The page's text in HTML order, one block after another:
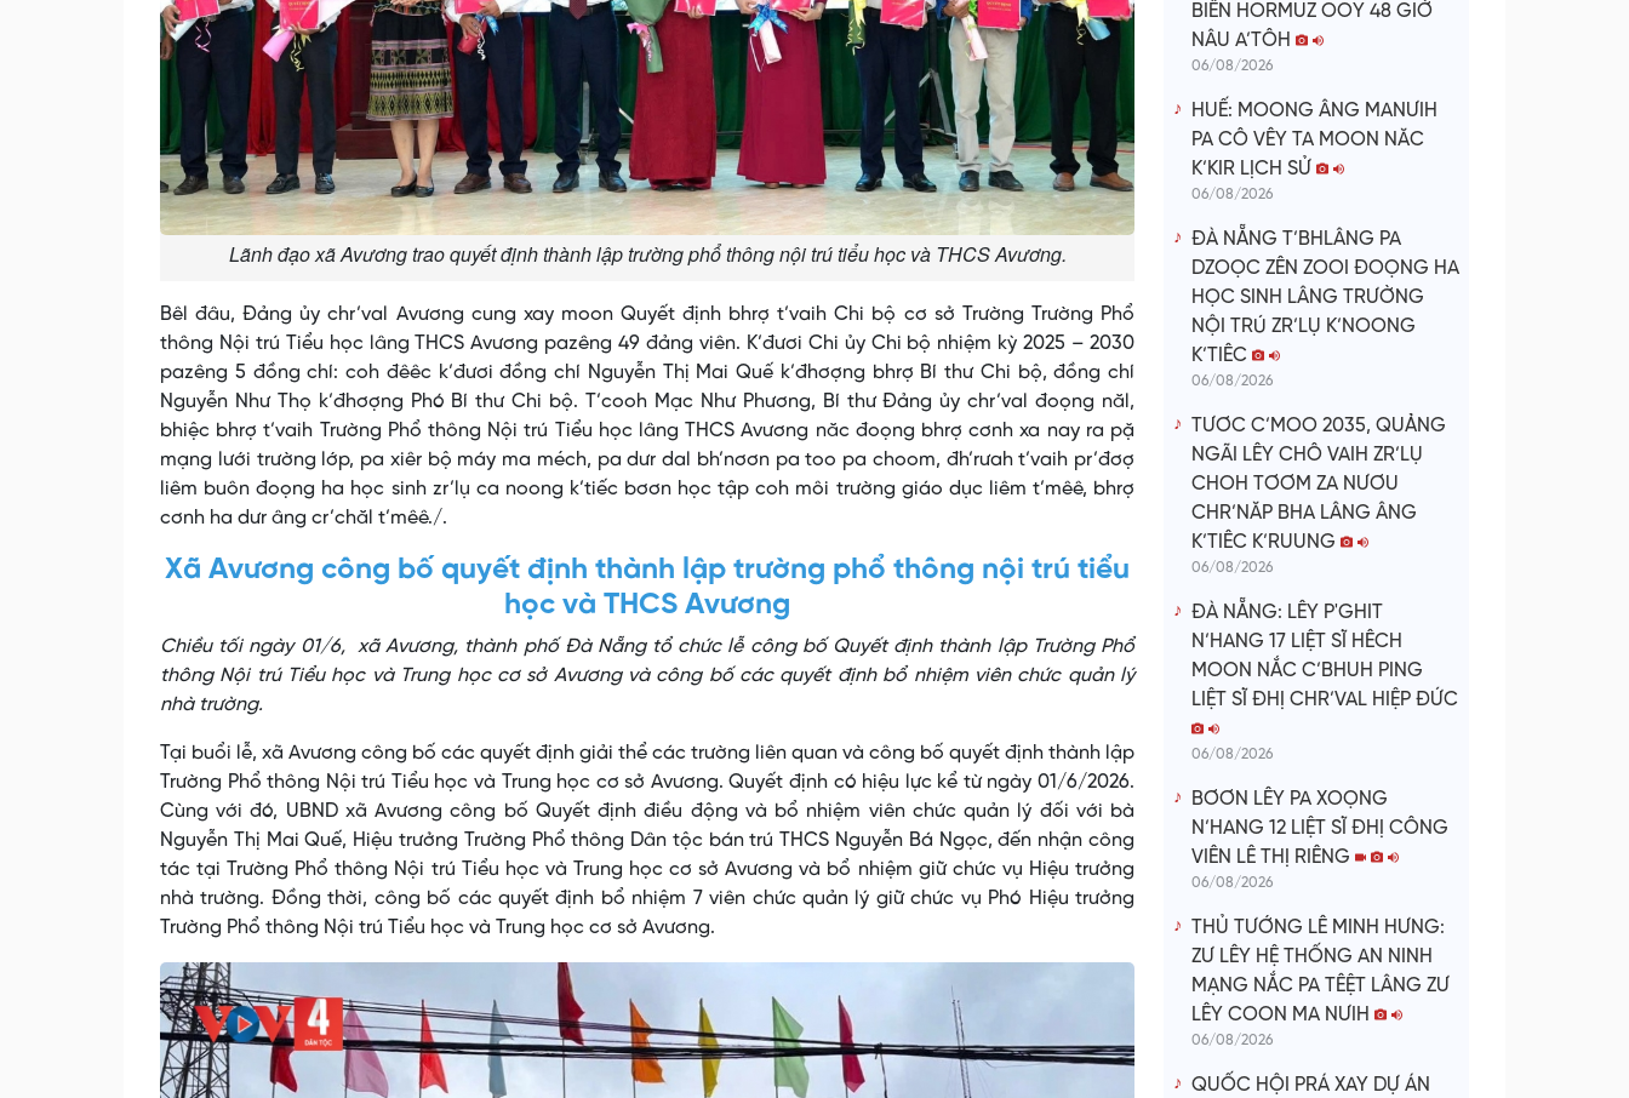
Lãnh đạo xã Avương trao quyết định thành lập trường phổ thông nội trú tiểu học và THCS Avương.
Bêl đâu, Đảng ủy chr’val Avương cung xay moon Quyết định bhrợ t’vaih Chi bộ cơ sở Trường Trường Phổ
thông Nội trú Tiểu học lâng THCS Avương pazêng 49 đảng viên. K’đươi Chi ủy Chi bộ nhiệm kỳ 2025 – 2030
pazêng 5 đồng chí: coh đêêc k’đươi đồng chí Nguyễn Thị Mai Quế k’đhơợng bhrợ Bí thư Chi bộ, đồng chí
Nguyễn Như Thọ k’đhơợng Phó Bí thư Chi bộ. T’cooh Mạc Như Phương, Bí thư Đảng ủy chr’val đoọng năl,
bhiệc bhrợ t’vaih Trường Phổ thông Nội trú Tiểu học lâng THCS Avương năc đoọng bhrợ cơnh xa nay ra pặ
mạng lưới trường lớp, pa xiêr bộ máy ma méch, pa dưr dal bh’nơơn pa too pa choom, đh’rưah t’vaih pr’đơợ
liêm buôn đoọng ha học sinh zr’lụ ca noong k’tiếc bơơn học tập coh môi trường giáo dục liêm t’mêê, bhrợ
cơnh ha dưr âng cr’chăl t’mêê./.
Xã Avương công bố quyết định thành lập trường phổ thông nội trú tiểu
học và THCS Avương
Chiều tối ngày 01/6, xã Avương, thành phố Đà Nẵng tổ chức lễ công bố Quyết định thành lập Trường Phổ
thông Nội trú Tiểu học và Trung học cơ sở Avương và công bố các quyết định bổ nhiệm viên chức quản lý
nhà trường.
Tại buổi lễ, xã Avương công bố các quyết định giải thể các trường liên quan và công bố quyết định thành lập
Trường Phổ thông Nội trú Tiểu học và Trung học cơ sở Avương. Quyết định có hiệu lực kể từ ngày 01/6/2026.
Cùng với đó, UBND xã Avương công bố Quyết định điều động và bổ nhiệm viên chức quản lý đối với bà
Nguyễn Thị Mai Quế, Hiệu trưởng Trường Phổ thông Dân tộc bán trú THCS Nguyễn Bá Ngọc, đến nhận công
tác tại Trường Phổ thông Nội trú Tiểu học và Trung học cơ sở Avương và bổ nhiệm giữ chức vụ Hiệu trưởng
nhà trường. Đồng thời, công bố các quyết định bổ nhiệm 7 viên chức quản lý giữ chức vụ Phó Hiệu trưởng
Trường Phổ thông Nội trú Tiểu học và Trung học cơ sở Avương.
BIỂN HORMUZ OOY 48 GIỜ
NÂU A’TÔH
06/08/2026
HUẾ: MOONG ÂNG MANƯIH
PA CÔ VÊY TA MOON NĂC
K’KIR LỊCH SỬ
06/08/2026
ĐÀ NẴNG T’BHLÂNG PA
DZOỌC ZÊN ZOOI ĐOỌNG HA
HỌC SINH LÂNG TRƯỜNG
NỘI TRÚ ZR’LỤ K’NOONG
K’TIÊC
06/08/2026
TƯƠC C’MOO 2035, QUẢNG
NGÃI LÊY CHÔ VAIH ZR’LỤ
CHOH TƠƠM ZA NƯƠU
CHR’NĂP BHA LÂNG ÂNG
K’TIÊC K’RUUNG
06/08/2026
ĐÀ NẴNG: LÊY P'GHIT
N’HANG 17 LIỆT SĨ HÊCH
MOON NẮC C’BHUH PING
LIỆT SĨ ĐHỊ CHR’VAL HIỆP ĐỨC
06/08/2026
BƠƠN LÊY PA XOỌNG
N’HANG 12 LIỆT SĨ ĐHỊ CÔNG
VIÊN LÊ THỊ RIÊNG
06/08/2026
THỦ TƯỚNG LÊ MINH HƯNG:
ZƯ LÊY HỆ THỐNG AN NINH
MẠNG NẮC PA TÊỆT LÂNG ZƯ
LÊY COON MA NƯIH
06/08/2026
QUỐC HỘI PRÁ XAY DỰ ÁN